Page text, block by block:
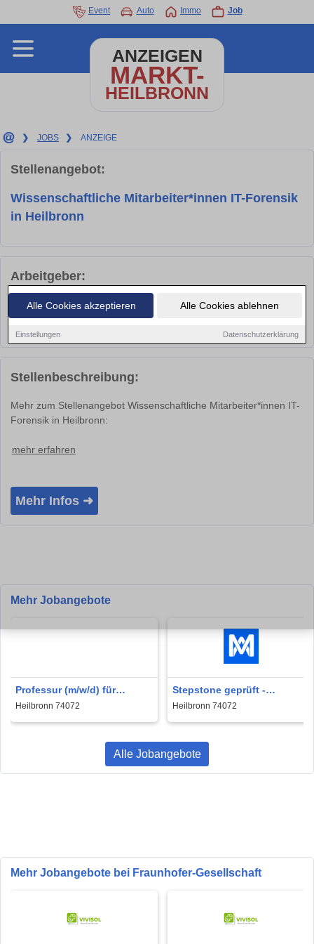
Alle Cookies akzeptieren Alle Cookies ablehnen
Einstellungen Datenschutzerklärung
Event Auto Immo Job
ANZEIGEN
MARKT-
HEILBRONN
❯ JOBS ❯ ANZEIGE
Stellenangebot:
Wissenschaftliche Mitarbeiter*innen IT-Forensik
in Heilbronn
Arbeitgeber:
Ort
Heilbronn 74072
Stellenbeschreibung:
Mehr zum Stellenangebot Wissenschaftliche Mitarbeiter*innen IT-
Forensik in Heilbronn:
mehr erfahren
Mehr Infos ➜
Mehr Jobangebote
Professur (m/w/d) für
Medizintechnische
Wissenschaften
Heilbronn 74072
Stepstone geprüft -
Professur (m/w/d) für
Medizintechnische
Heilbronn 74072
Alle Jobangebote
Mehr Jobangebote bei Fraunhofer-Gesellschaft